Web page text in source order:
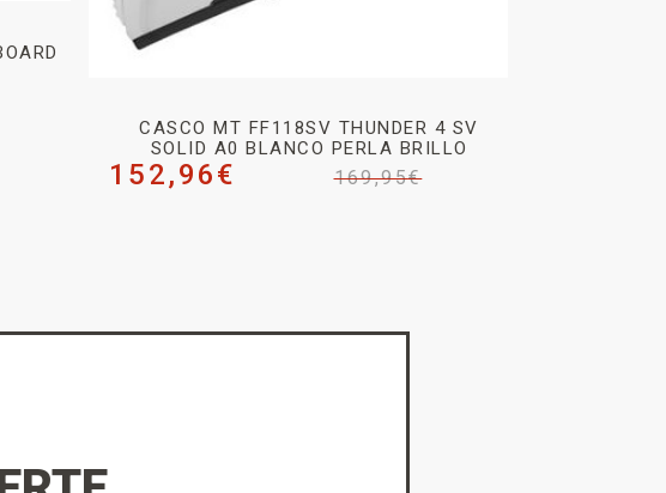
CASCO MT FF118SV THUNDER 4 SV
SOLID A0 BLANCO PERLA BRILLO
169,95€
152,96€